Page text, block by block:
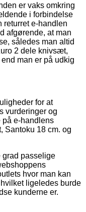
er vaks omkring
i forbindelse
returret e-handlen
afgørende, at man
således man altid
2 dele knivsæt,
man er på udkig
for at
vurderinger og
på e-handlens
Santoku 18 cm. og
grad passelige
hvor man kan
ligeledes burde
kunderne er.